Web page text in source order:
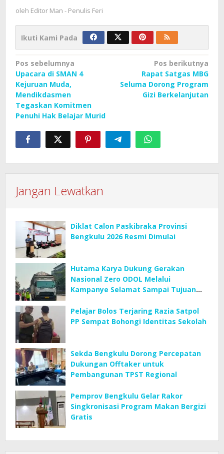
oleh Editor Man - Penulis Feri
Ikuti Kami Pada
Navigasi
pos
Pos sebelumnya
Upacara di SMAN 4
Kejuruan Muda,
Mendikdasmen
Tegaskan Komitmen
Penuhi Hak Belajar Murid
Pos berikutnya
Rapat Satgas MBG
Seluma Dorong Program
Gizi Berkelanjutan
Jangan Lewatkan
Diklat Calon Paskibraka Provinsi
Bengkulu 2026 Resmi Dimulai
Hutama Karya Dukung Gerakan
Nasional Zero ODOL Melalui
Kampanye Selamat Sampai Tujuan
Pelajar Bolos Terjaring Razia Satpol
PP Sempat Bohongi Identitas Sekolah
Sekda Bengkulu Dorong Percepatan
Dukungan Offtaker untuk
Pembangunan TPST Regional
Pemprov Bengkulu Gelar Rakor
Singkronisasi Program Makan Bergizi
Gratis